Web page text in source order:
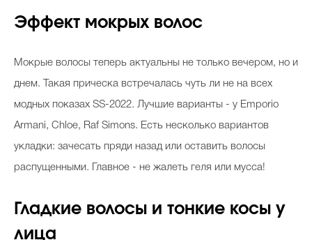
Эффект мокрых волос
Мокрые волосы теперь актуальны не только вечером, но и
днем. Такая прическа встречалась чуть ли не на всех
модных показах SS-2022. Лучшие варианты - у Emporio
Armani, Chloe, Raf Simons. Есть несколько вариантов
укладки: зачесать пряди назад или оставить волосы
распущенными. Главное - не жалеть геля или мусса!
Гладкие волосы и тонкие косы у
лица